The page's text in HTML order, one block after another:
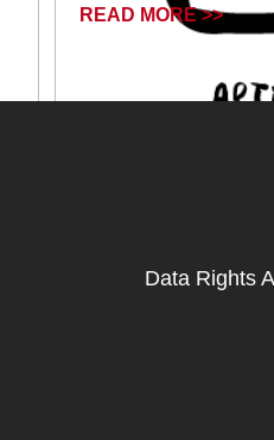
READ MORE >>
Data Rights